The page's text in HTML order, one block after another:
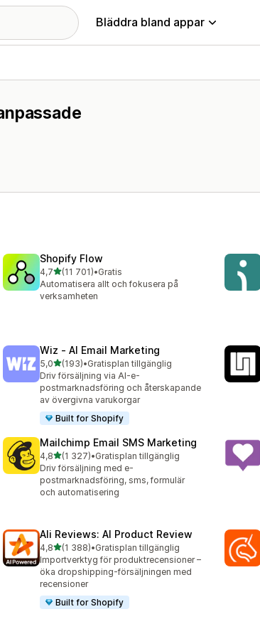
Bläddra bland appar
Shopify Flow
4,7av 5 stjärnor
(11 701)
11701 recensioner totalt
•Gratis
Automatisera allt och fokusera på
verksamheten
Wiz ‑ AI Email Marketing
5,0av 5 stjärnor
(193)
193 recensioner totalt
•Gratisplan tillgänglig
Driv försäljning via AI-e-
postmarknadsföring och återskapande
av övergivna varukorgar
Built for Shopify
Mailchimp Email SMS Marketing
4,8av 5 stjärnor
(1 327)
1327 recensioner totalt
•Gratisplan tillgänglig
Driv försäljning med e-
postmarknadsföring, sms, formulär
och automatisering
Ali Reviews: AI Product Review
4,8av 5 stjärnor
(1 388)
1388 recensioner totalt
•Gratisplan tillgänglig
Importverktyg för produktrecensioner –
öka dropshipping-försäljningen med
recensioner
Built for Shopify